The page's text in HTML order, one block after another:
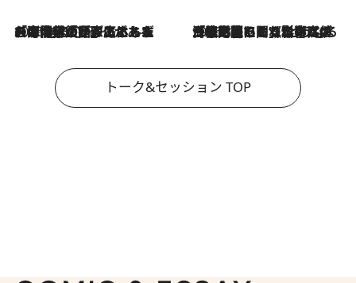
2026.8.3
「今後値上げがあるとすれば…」「リスクがあるのは今年の冬」エネルギー専門家が語る、ホルムズ海峡封鎖が家庭にもたらす“ある心配” 2026.8.3
「住宅建てられない…」「サーチャージ料の高値が続いている」ホルムズ海峡封鎖による影響はいつまで続く？《エネルギー専門家に聞く“どうなる日本の暮らし”》
トーク&セッション TOP